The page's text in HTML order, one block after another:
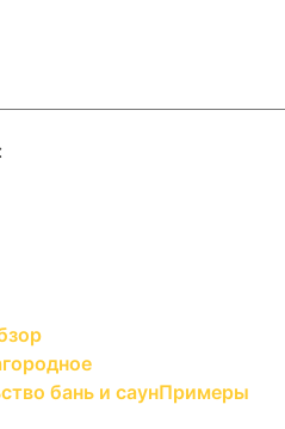
бань и саунПримеры